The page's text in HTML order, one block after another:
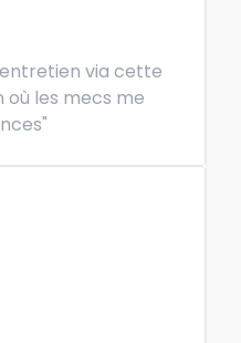
entretien via cette
les mecs me